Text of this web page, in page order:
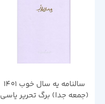
سالنامه یه سال خوب 1401
(جمعه جدا) برگ تحریر یاسی